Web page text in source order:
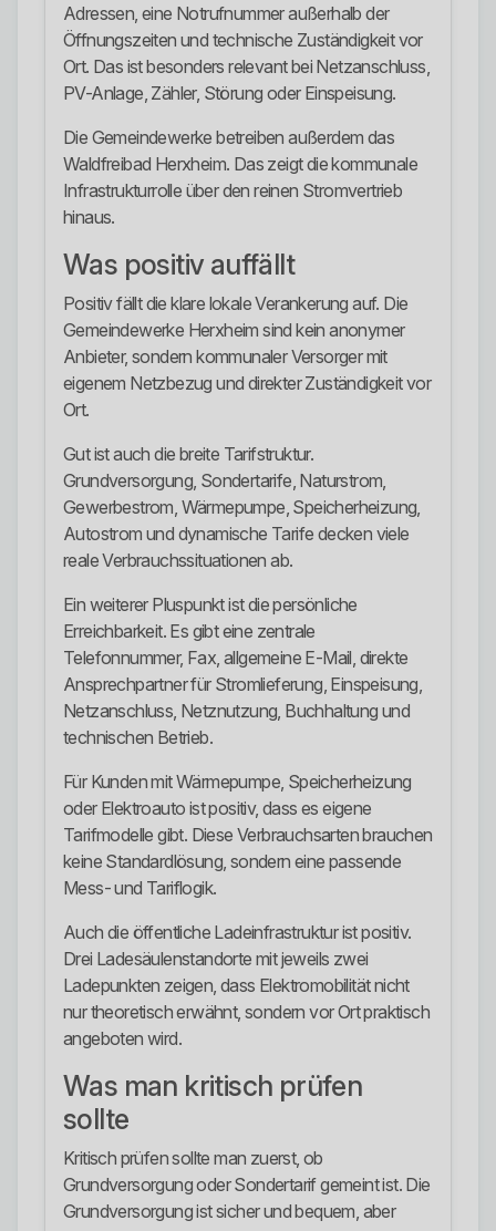
Adressen, eine Notrufnummer außerhalb der
Öffnungszeiten und technische Zuständigkeit vor
Ort. Das ist besonders relevant bei Netzanschluss,
PV-Anlage, Zähler, Störung oder Einspeisung.
Die Gemeindewerke betreiben außerdem das
Waldfreibad Herxheim. Das zeigt die kommunale
Infrastrukturrolle über den reinen Stromvertrieb
hinaus.
Was positiv auffällt
Positiv fällt die klare lokale Verankerung auf. Die
Gemeindewerke Herxheim sind kein anonymer
Anbieter, sondern kommunaler Versorger mit
eigenem Netzbezug und direkter Zuständigkeit vor
Ort.
Gut ist auch die breite Tarifstruktur.
Grundversorgung, Sondertarife, Naturstrom,
Gewerbestrom, Wärmepumpe, Speicherheizung,
Autostrom und dynamische Tarife decken viele
reale Verbrauchssituationen ab.
Ein weiterer Pluspunkt ist die persönliche
Erreichbarkeit. Es gibt eine zentrale
Telefonnummer, Fax, allgemeine E-Mail, direkte
Ansprechpartner für Stromlieferung, Einspeisung,
Netzanschluss, Netznutzung, Buchhaltung und
technischen Betrieb.
Für Kunden mit Wärmepumpe, Speicherheizung
oder Elektroauto ist positiv, dass es eigene
Tarifmodelle gibt. Diese Verbrauchsarten brauchen
keine Standardlösung, sondern eine passende
Mess- und Tariflogik.
Auch die öffentliche Ladeinfrastruktur ist positiv.
Drei Ladesäulenstandorte mit jeweils zwei
Ladepunkten zeigen, dass Elektromobilität nicht
nur theoretisch erwähnt, sondern vor Ort praktisch
angeboten wird.
Was man kritisch prüfen
sollte
Kritisch prüfen sollte man zuerst, ob
Grundversorgung oder Sondertarif gemeint ist. Die
Grundversorgung ist sicher und bequem, aber